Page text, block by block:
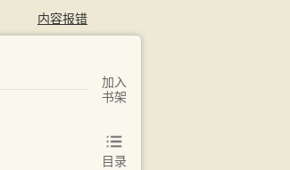
内容报错
加入
书架
目录